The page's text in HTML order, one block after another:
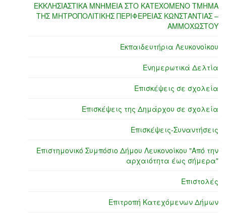
ΕΚΚΛΗΣΙΑΣΤΙΚΑ ΜΝΗΜΕΙΑ ΣΤΟ ΚΑΤΕΧΟΜΕΝΟ ΤΜΗΜΑ
ΤΗΣ ΜΗΤΡΟΠΟΛΙΤΙΚΗΣ ΠΕΡΙΦΕΡΕΙΑΣ ΚΩΝΣΤΑΝΤΙΑΣ –
ΑΜΜΟΧΩΣΤΟΥ
Εκπαιδευτήρια Λευκονοίκου
Ενημερωτικά Δελτία
Επισκέψεις σε σχολεία
Επισκέψεις της Δημάρχου σε σχολεία
Επισκέψεις-Συναντήσεις
Επιστημονικό Συμπόσιο Δήμου Λευκονοίκου "Από την
αρχαιότητα έως σήμερα"
Επιστολές
Επιτροπή Κατεχόμενων Δήμων